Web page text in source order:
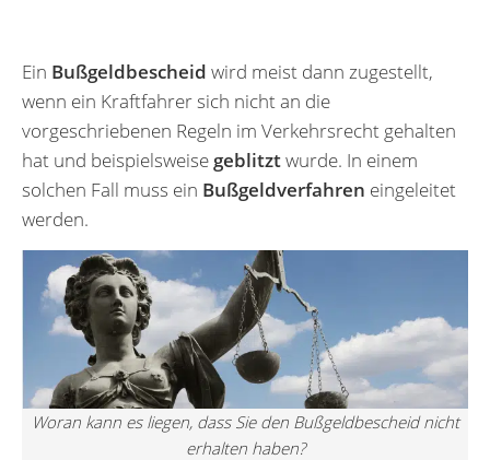
Ein Bußgeldbescheid wird meist dann zugestellt,
wenn ein Kraftfahrer sich nicht an die
vorgeschriebenen Regeln im Verkehrsrecht gehalten
hat und beispielsweise geblitztwurde. In einem
solchen Fall muss ein Bußgeldverfahren eingeleitet
werden.
Woran kann es liegen, dass Sie den Bußgeldbescheid nicht
erhalten haben?